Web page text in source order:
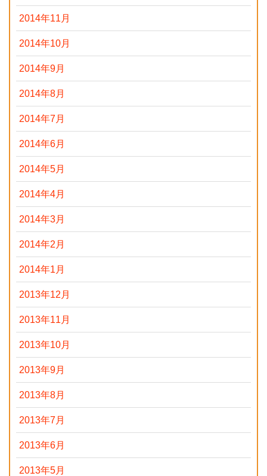
2014年11月
2014年10月
2014年9月
2014年8月
2014年7月
2014年6月
2014年5月
2014年4月
2014年3月
2014年2月
2014年1月
2013年12月
2013年11月
2013年10月
2013年9月
2013年8月
2013年7月
2013年6月
2013年5月